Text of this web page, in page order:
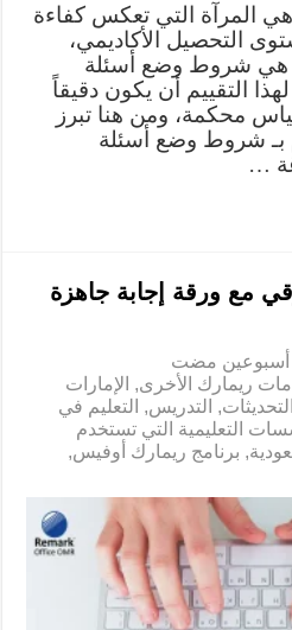
هي المرآة التي تعكس كفاءة
التحصيل الأكاديمي،
هي شروط وضع أسئلة
لهذا التقييم أن يكون دقيقاً
محكمة، ومن هنا تبرز
بـ شروط وضع أسئلة
…
مع ورقة إجابة جاهزة
‏أسبوعين مضت
ريمارك الأخرى, الإمارات
التحديثات, التدريس, التعليم في
التعليمية التي تستخدم
, برنامج ريمارك أوفيس,